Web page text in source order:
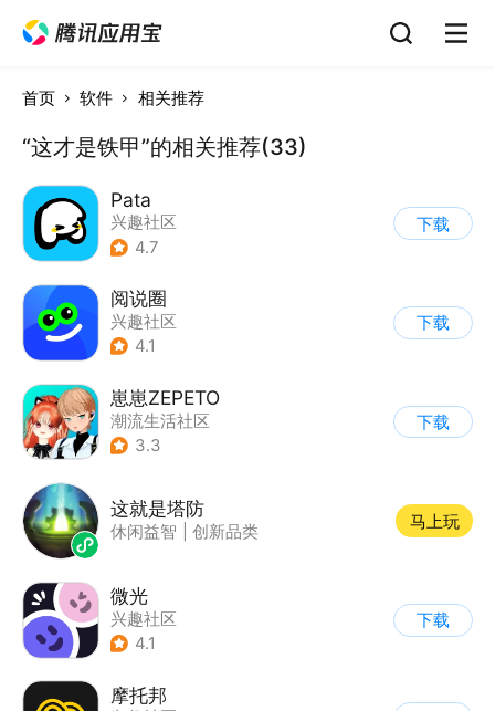
首页 软件 相关推荐
“这才是铁甲”的相关推荐(33)
Pata
兴趣社区
4.7
下载
阅说圈
兴趣社区
4.1
下载
崽崽ZEPETO
潮流生活社区
| 表情包/头像
3.3
下载
这就是塔防
休闲益智 创新品类
马上玩
微光
兴趣社区
4.1
下载
摩托邦